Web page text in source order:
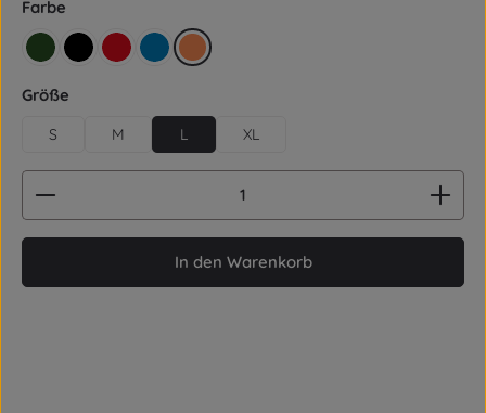
Farbe
retro grün
schwarz
rot blau orange
Größe
S M L XL
Produkt Anzahl: Gib den gewünschten Wert
In den Warenkorb